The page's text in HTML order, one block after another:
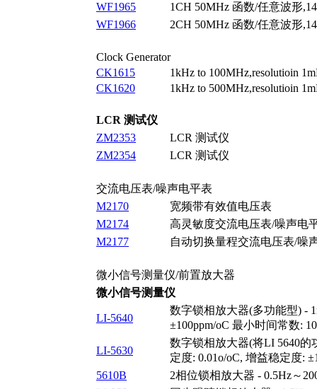
WF1965
1CH 50MHz 函数/任意波形
WF1966
2CH 50MHz 函数/任意波形
Clock Generator
CK1615
1kHz to 100MHz,resolutioin
CK1620
1kHz to 500MHz,resolutioin
LCR 测试仪
ZM2353
LCR 测试仪
ZM2354
LCR 测试仪
交流电压表/噪声电平表
M2170
宽频带有效值电压表
M2174
高灵敏度交流电压表/噪声电
M2177
自动切换量程交流电压表/噪
微小信号测量仪/前置放大器
微小信号测量仪
LI-5640
数字锁相放大器(多功能型) -
±100ppm/oC 最小时间常数:
LI-5630
数字锁相放大器(将LI 5640的
定度: 0.01o/oC, 增益稳定度:
5610B
2相位锁相放大器 - 0.5Hz～